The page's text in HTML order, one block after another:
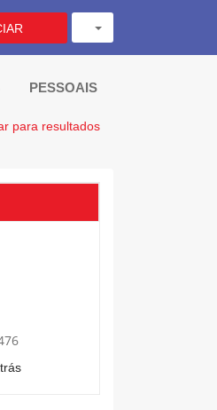
PESSOAIS
para resultados